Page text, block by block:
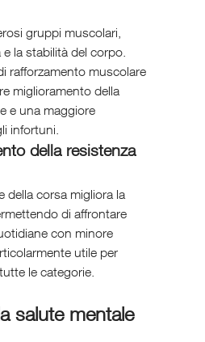
gruppi muscolari,
la stabilità del corpo.
rafforzamento muscolare
miglioramento della
e una maggiore
infortuni.
della resistenza
della corsa migliora la
di affrontare
con minore
utile per
le categorie.
salute mentale